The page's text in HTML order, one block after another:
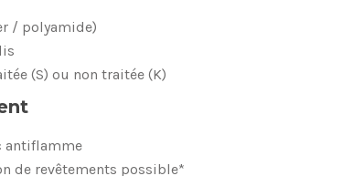
/ polyamide)
(S) ou non traitée (K)
antiflamme
de revêtements possible*